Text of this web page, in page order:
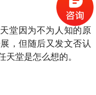
堂因为不为人知的原
，但随后又发文否认
堂是怎么想的。